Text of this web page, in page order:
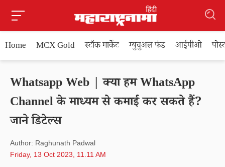
Home MCX Gold स्टॉक मार्केट म्युचुअल फंड आईपीओ
Whatsapp Web | क्या हम WhatsApp
Channel के माध्यम से कमाई कर सकते हैं?
जाने डिटेल्स
Author: Raghunath Padwal
Friday, 13 Oct 2023, 11.11 AM